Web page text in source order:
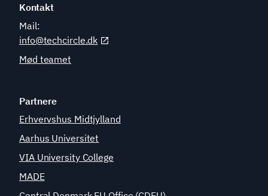
Kontakt
Mail:
info@techcircle.dk
Mød teamet
Partnere
Erhvervshus Midtjylland
Aarhus Universitet
VIA University College
MADE